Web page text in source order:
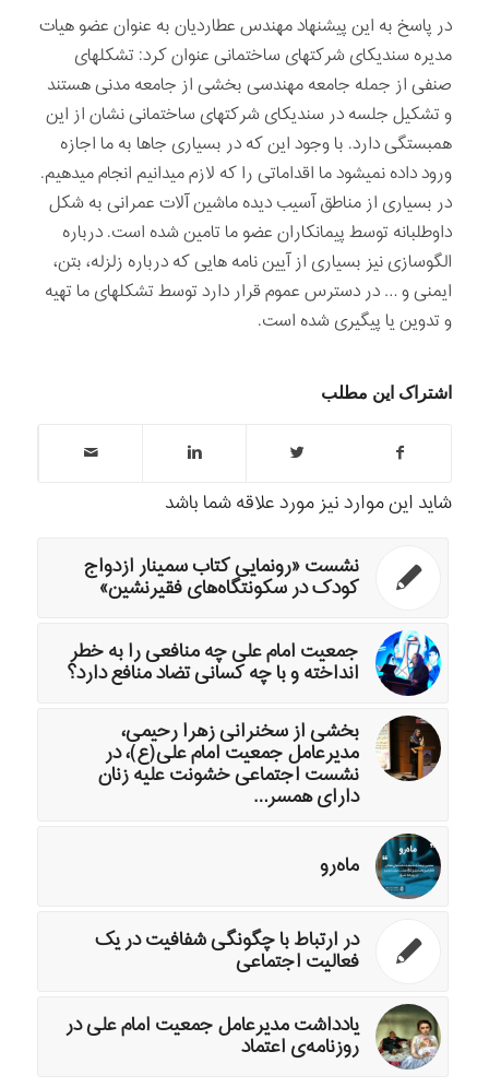
در پاسخ به این پیشنهاد مهندس عطاردیان به عنوان عضو هیات
مدیره سندیکای شرکتهای ساختمانی عنوان کرد: تشکلهای
صنفی از جمله جامعه مهندسی بخشی از جامعه مدنی هستند
و تشکیل جلسه در سندیکای شرکتهای ساختمانی نشان از این
همبستگی دارد. با وجود این که در بسیاری جاها به ما اجازه
ورود داده نمی­شود ما اقداماتی را که لازم می­دانیم انجام می­دهیم.
در بسیاری از مناطق آسیب دیده ماشین ­آلات عمرانی به شکل
داوطلبانه توسط پیمانکاران عضو ما تامین شده است. درباره
الگوسازی نیز بسیاری از آیین­ نامه ­هایی که درباره زلزله، بتن،
ایمنی و … در دسترس عموم قرار دارد توسط تشکلهای ما تهیه
و تدوین یا پیگیری شده است.
اشتراک این مطلب
شاید این موارد نیز مورد علاقه شما باشد
نشست «رونمایی کتاب سمینار ازدواج
کودک در سکونتگاه‌های فقیرنشین»
جمعیت امام علی چه منافعی را به خطر
انداخته و با چه کسانی تضاد منافع دارد؟
بخشی از سخنرانی زهرا رحیمی،
مدیرعامل جمعیت امام علی(ع)، در
نشست اجتماعی خشونت علیه زنان
دارای همسر…
ماه‌رو
در ارتباط با چگونگی شفافیت در یک
فعالیت اجتماعی
یادداشت مدیرعامل جمعیت امام علی در
روزنامه‌ی اعتماد